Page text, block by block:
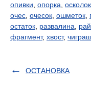
опивки опорка осколок
очес очесок ошметок
остаток развалина
фрагмент, хвост, чиграш
ОСТАНОВКА